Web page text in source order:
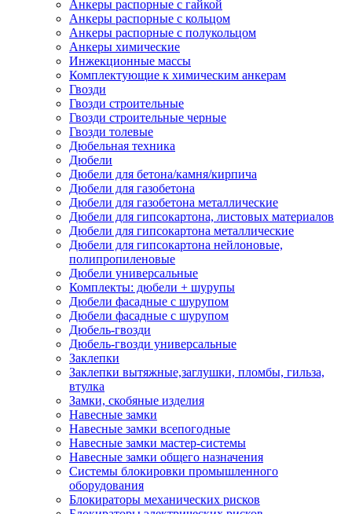
Анкеры распорные с гайкой
Анкеры распорные с кольцом
Анкеры распорные с полукольцом
Анкеры химические
Инжекционные массы
Комплектующие к химическим анкерам
Гвозди
Гвозди строительные
Гвозди строительные черные
Гвозди толевые
Дюбельная техника
Дюбели
Дюбели для бетона/камня/кирпича
Дюбели для газобетона
Дюбели для газобетона металлические
Дюбели для гипсокартона, листовых материалов
Дюбели для гипсокартона металлические
Дюбели для гипсокартона нейлоновые,
полипропиленовые
Дюбели универсальные
Комплекты: дюбели + шурупы
Дюбели фасадные с шурупом
Дюбели фасадные с шурупом
Дюбель-гвозди
Дюбель-гвозди универсальные
Заклепки
Заклепки вытяжные,заглушки, пломбы, гильза,
втулка
Замки, скобяные изделия
Навесные замки
Навесные замки всепогодные
Навесные замки мастер-системы
Навесные замки общего назначения
Системы блокировки промышленного
оборудования
Блокираторы механических рисков